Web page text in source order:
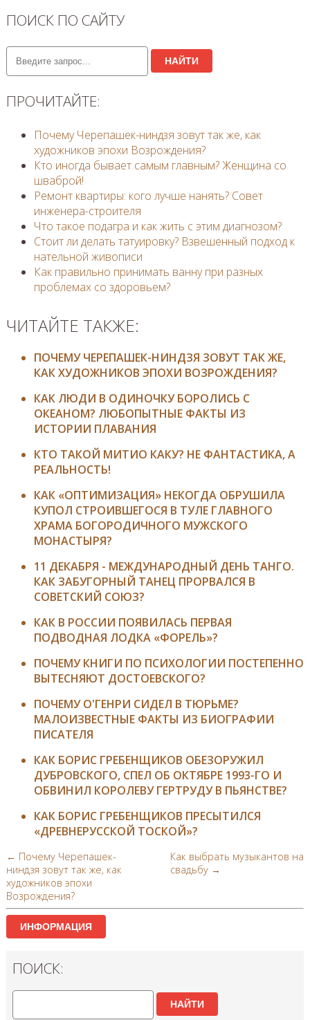
ПОИСК ПО САЙТУ
НАЙТИ
ПРОЧИТАЙТЕ:
Почему Черепашек-ниндзя зовут так же, как
художников эпохи Возрождения?
Кто иногда бывает самым главным? Женщина со
шваброй!
Ремонт квартиры: кого лучше нанять? Совет
инженера-строителя
Что такое подагра и как жить с этим диагнозом?
Стоит ли делать татуировку? Взвешенный подход к
нательной живописи
Как правильно принимать ванну при разных
проблемах со здоровьем?
ЧИТАЙТЕ ТАКЖЕ:
ПОЧЕМУ ЧЕРЕПАШЕК-НИНДЗЯ ЗОВУТ ТАК ЖЕ,
КАК ХУДОЖНИКОВ ЭПОХИ ВОЗРОЖДЕНИЯ?
КАК ЛЮДИ В ОДИНОЧКУ БОРОЛИСЬ С
ОКЕАНОМ? ЛЮБОПЫТНЫЕ ФАКТЫ ИЗ
ИСТОРИИ ПЛАВАНИЯ
КТО ТАКОЙ МИТИО КАКУ? НЕ ФАНТАСТИКА, А
РЕАЛЬНОСТЬ!
КАК «ОПТИМИЗАЦИЯ» НЕКОГДА ОБРУШИЛА
КУПОЛ СТРОИВШЕГОСЯ В ТУЛЕ ГЛАВНОГО
ХРАМА БОГОРОДИЧНОГО МУЖСКОГО
МОНАСТЫРЯ?
11 ДЕКАБРЯ - МЕЖДУНАРОДНЫЙ ДЕНЬ ТАНГО.
КАК ЗАБУГОРНЫЙ ТАНЕЦ ПРОРВАЛСЯ В
СОВЕТСКИЙ СОЮЗ?
КАК В РОССИИ ПОЯВИЛАСЬ ПЕРВАЯ
ПОДВОДНАЯ ЛОДКА «ФОРЕЛЬ»?
ПОЧЕМУ КНИГИ ПО ПСИХОЛОГИИ ПОСТЕПЕННО
ВЫТЕСНЯЮТ ДОСТОЕВСКОГО?
ПОЧЕМУ О'ГЕНРИ СИДЕЛ В ТЮРЬМЕ?
МАЛОИЗВЕСТНЫЕ ФАКТЫ ИЗ БИОГРАФИИ
ПИСАТЕЛЯ
КАК БОРИС ГРЕБЕНЩИКОВ ОБЕЗОРУЖИЛ
ДУБРОВСКОГО, СПЕЛ ОБ ОКТЯБРЕ 1993-ГО И
ОБВИНИЛ КОРОЛЕВУ ГЕРТРУДУ В ПЬЯНСТВЕ?
КАК БОРИС ГРЕБЕНЩИКОВ ПРЕСЫТИЛСЯ
«ДРЕВНЕРУССКОЙ ТОСКОЙ»?
← Почему Черепашек-
ниндзя зовут так же, как
художников эпохи
Возрождения?
Как выбрать музыкантов на
свадьбу →
ИНФОРМАЦИЯ
ПОИСК:
НАЙТИ